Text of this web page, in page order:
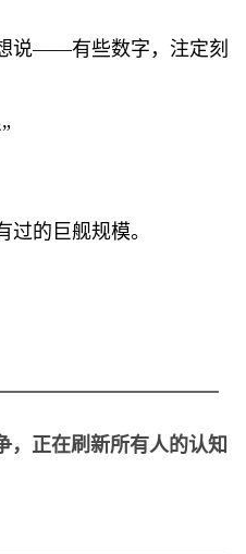
说——有些数字，注定刻
的巨舰规模。
，正在刷新所有人的认知